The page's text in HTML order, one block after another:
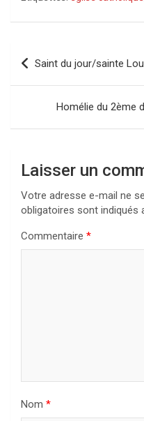
Navigation
de
l’article
Saint du jour/sainte
Homélie du 2ème
Laisser un
Votre adresse e-mail ne
obligatoires sont indiqués
Commentaire *
Nom *